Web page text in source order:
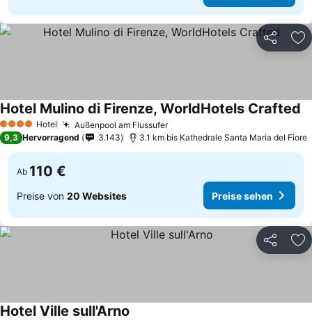
Teilen
4 Sterne Hotel Außenpool am FlussuferPreise sehen
Hotel Mulino di Firenze, WorldHotels Crafted
9,3 Hervorragend 3.143 3.1 km bis Kathedrale Santa Maria del Fiore
Ab 110 €
Preise von 20 Websites Preise sehen
Teilen
Hotel Ville sull'Arno